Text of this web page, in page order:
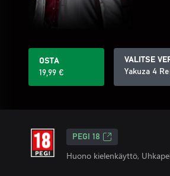
OSTA
19,99 €
VALITSE
Yakuza 4
PEGI 18
Huono kielenkäyttö,